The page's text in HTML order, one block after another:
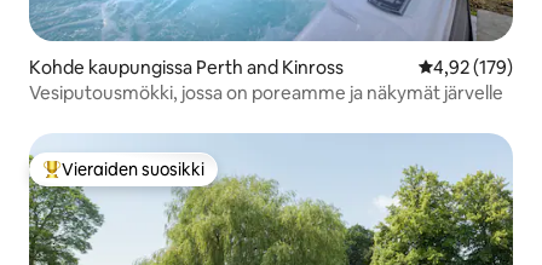
Kohde kaupungissa Perth and Kinross
4,92 (179)
Vesiputousmökki, jossa on poreamme ja näkymät järvelle
Vieraiden suosikkien parhaimmistoa
Vieraiden suosikki